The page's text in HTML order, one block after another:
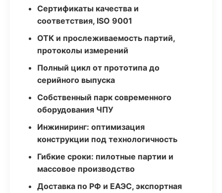
Сертификаты качества и
соответствия, ISO 9001
ОТК и прослеживаемость партий,
протоколы измерений
Полный цикл от прототипа до
серийного выпуска
Собственный парк современного
оборудования ЧПУ
Инжиниринг: оптимизация
конструкции под технологичность
Гибкие сроки: пилотные партии и
массовое производство
Доставка по РФ и ЕАЭС, экспортная